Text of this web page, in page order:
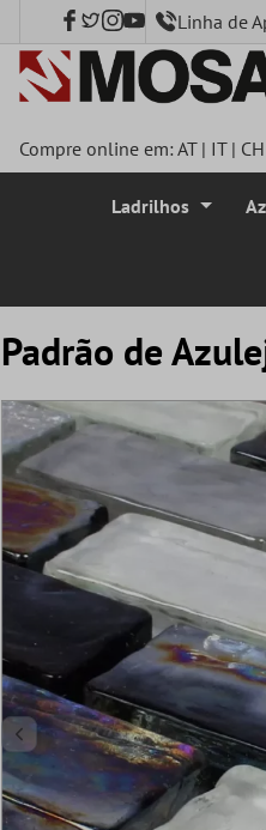
principal Linha de
Compre online em:AT| IT| CH
Ladrilhos
Padrão de